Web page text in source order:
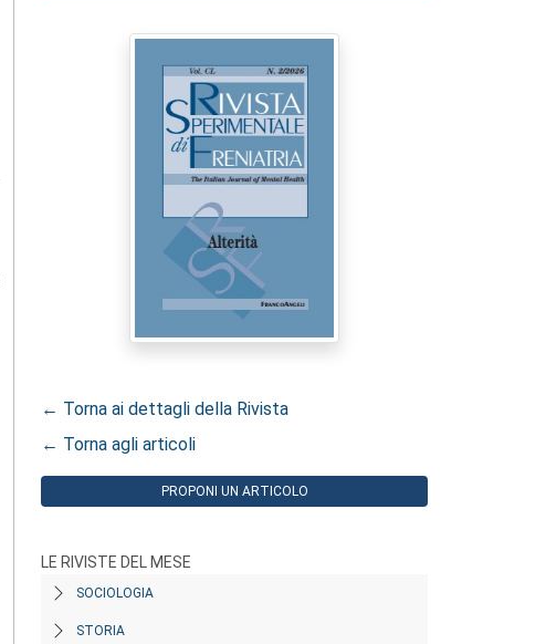
← Torna ai dettagli della Rivista
← Torna agli articoli
PROPONI UN ARTICOLO
LE RIVISTE DEL MESE
SOCIOLOGIA
STORIA